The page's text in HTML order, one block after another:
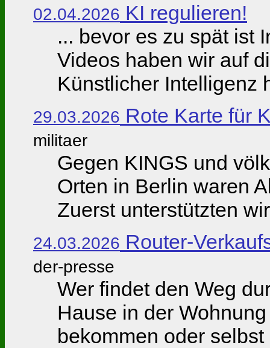
02.04.2026 KI regulieren!
... bevor es zu spät ist
Videos haben wir auf
Künstlicher Intelligenz
29.03.2026 Rote Karte für
militaer
Gegen KINGS und
Orten in Berlin waren
Zuerst unterstützten
24.03.2026 Router-
der-presse
Wer findet den Weg
Hause in der
bekommen oder